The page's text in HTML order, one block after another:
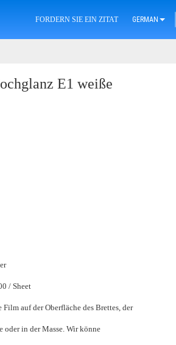
FORDERN SIE EIN ZITAT GERMAN
E1 weiße
$20.00 - $40.00 / Sheet
auf der Oberfläche des Brettes, der
Palettenpakete oder in der Masse. Wir könne